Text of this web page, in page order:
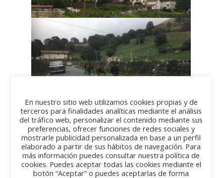
En nuestro sitio web utilizamos cookies propias y de
terceros para finalidades analíticas mediante el análisis
del tráfico web, personalizar el contenido mediante sus
preferencias, ofrecer funciones de redes sociales y
mostrarle publicidad personalizada en base a un perfil
elaborado a partir de sus hábitos de navegación. Para
más información puedes consultar nuestra política de
cookies. Puedes aceptar todas las cookies mediante el
botón “Aceptar” o puedes aceptarlas de forma